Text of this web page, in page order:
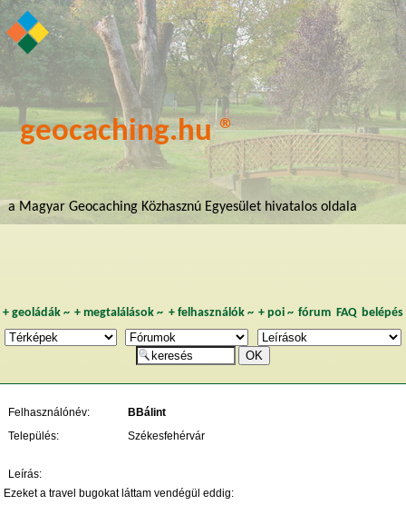
geocaching.hu ®
a Magyar Geocaching Közhasznú Egyesület hivatalos oldala
+ geoládák~ +megtalálások ~ + felhasználók~ + poi~ fórum FAQ belépés
Felhasználónév:
BBálint
Település:
Székesfehérvár
Leírás:
Ezeket a travel bugokat láttam vendégül eddig: